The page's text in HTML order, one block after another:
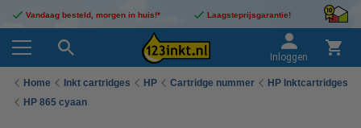
Vandaag besteld, morgen in huis!* Laagsteprijsgarantie!
Inloggen
Home Inkt cartridges HP Cartridge nummer
HP Inktcartridges
HP 865 cyaan